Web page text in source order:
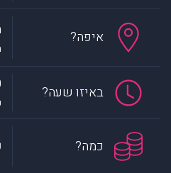
איפה?
באיזו שעה?
כמה?